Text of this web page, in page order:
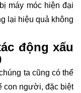
máy móc hiện đại
lại hiệu quả không
động xấu
ta cũng có thể
con người, đặc biệt